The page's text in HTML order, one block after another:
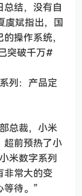
结，没有自
虞斌指出，国
操作系统，
突破千万#
列：产品定
总裁，小米
超前预热了小
米数字系列
非常大的变
等待。”